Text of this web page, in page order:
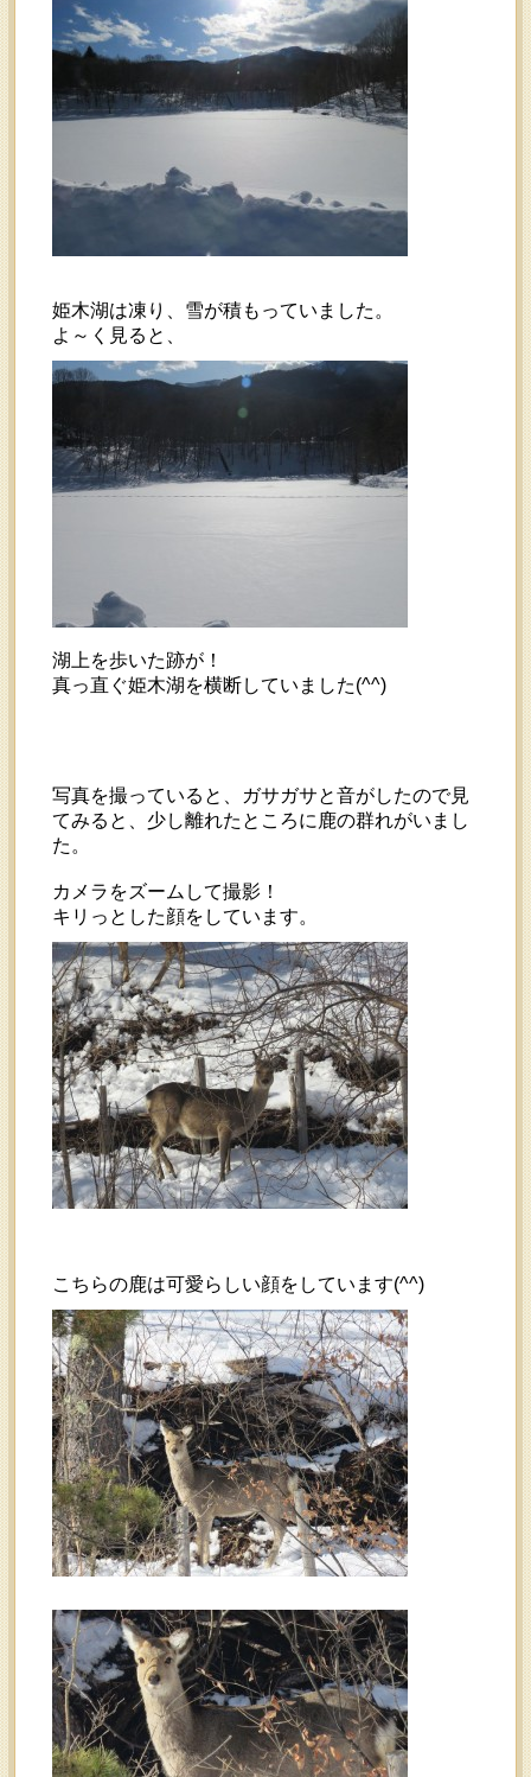
姫木湖は凍り、雪が積もっていました。
よ～く見ると、
湖上を歩いた跡が！
真っ直ぐ姫木湖を横断していました(^^)
写真を撮っていると、ガサガサと音がしたので見
てみると、少し離れたところに鹿の群れがいまし
た。
カメラをズームして撮影！
キリっとした顔をしています。
こちらの鹿は可愛らしい顔をしています(^^)